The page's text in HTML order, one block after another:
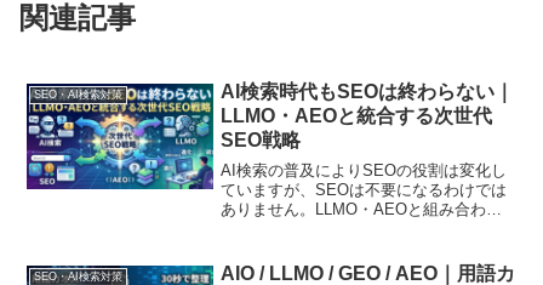
関連記事
SEO・AI検索対策
AI検索時代もSEOは終わらない｜
LLMO・AEOと統合する次世代
SEO戦略
AI検索の普及によりSEOの役割は変化し
ていますが、SEOは不要になるわけでは
ありません。LLMO・AEOと組み合わ
SEO・AI検索対策
AIO / LLMO / GEO / AEO｜用語カ